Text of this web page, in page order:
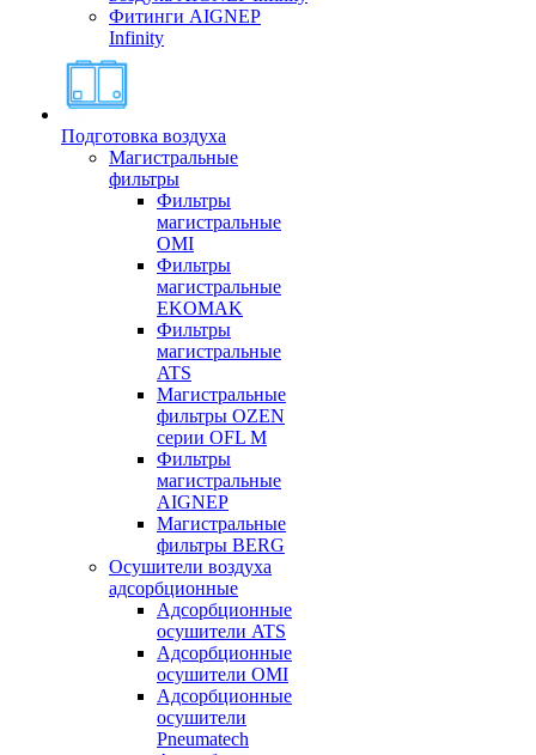
Фитинги AIGNEP
Infinity
Подготовка воздуха
Магистральные
фильтры
Фильтры
магистральные
OMI
Фильтры
магистральные
EKOMAK
Фильтры
магистральные
ATS
Магистральные
фильтры OZEN
серии OFL M
Фильтры
магистральные
AIGNEP
Магистральные
фильтры BERG
Осушители воздуха
адсорбционные
Адсорбционные
осушители ATS
Адсорбционные
осушители OMI
Адсорбционные
осушители
Pneumatech